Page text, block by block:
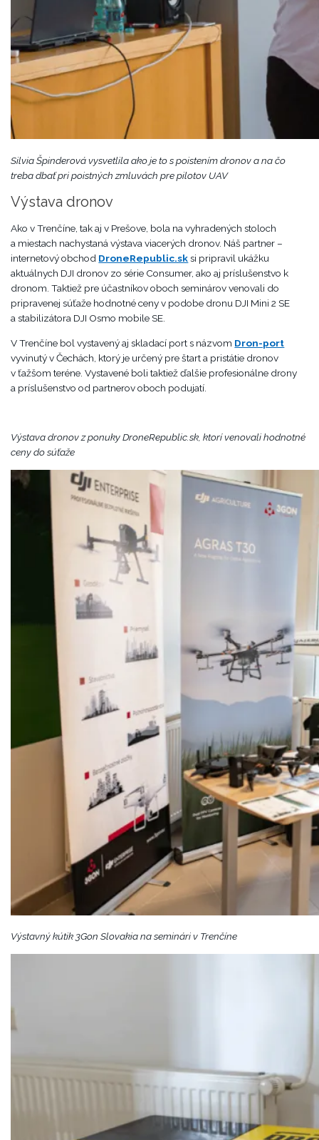
Silvia Špinderová vysvetlila ako je to s poistením dronov a na čo
treba dbať pri poistných zmluvách pre pilotov UAV
Výstava dronov
Ako v Trenčíne, tak aj v Prešove, bola na vyhradených stoloch
a miestach nachystaná výstava viacerých dronov. Náš partner –
internetový obchod DroneRepublic.sksi pripravil ukážku
aktuálnych DJI dronov zo série Consumer, ako aj príslušenstvo k
dronom. Taktiež pre účastníkov oboch seminárov venovali do
pripravenej súťaže hodnotné ceny v podobe dronu DJI Mini 2 SE
a stabilizátora DJI Osmo mobile SE.
V Trenčíne bol vystavený aj skladací port s názvom Dron-port
vyvinutý v Čechách, ktorý je určený pre štart a pristátie dronov
v ťažšom teréne. Vystavené boli taktiež ďalšie profesionálne drony
a príslušenstvo od partnerov oboch podujatí.
Výstava dronov z ponuky DroneRepublic.sk, ktorí venovali hodnotné
ceny do súťaže
Výstavný kútik 3Gon Slovakia na seminári v Trenčíne